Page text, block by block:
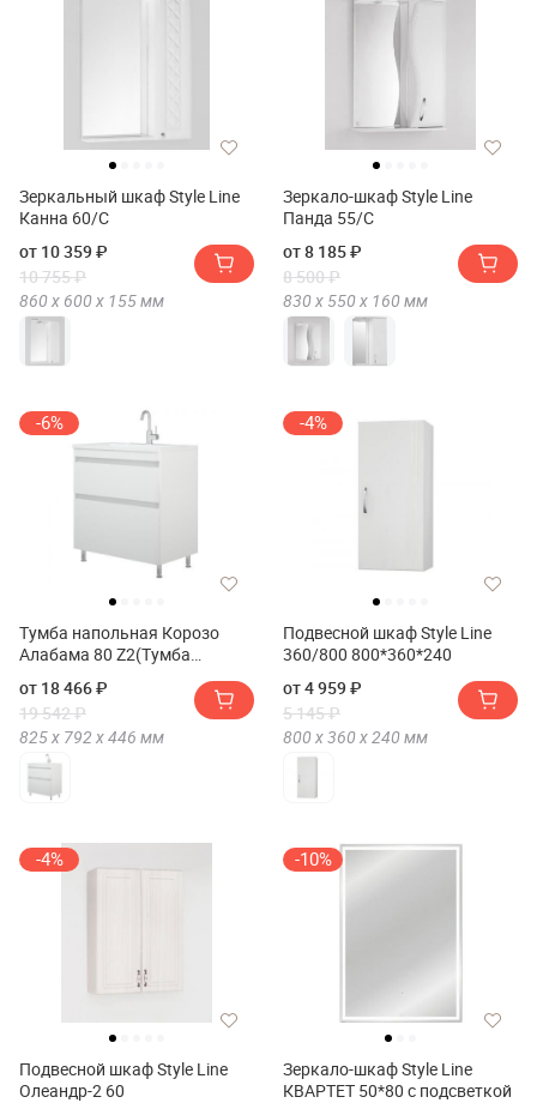
Зеркальный шкаф Style Line
Канна 60/С
от 10 359 ₽
10 755 ₽
860 х 600 х 155мм
Зеркало-шкаф Style Line
Панда 55/С
от 8 185 ₽
8 500 ₽
830 х 550 х 160 мм
-6%
Тумба напольная Корозо
Алабама 80 Z2(Тумба
напольная Corozo Алабама
80 Z2)
от 18 466 ₽
19 542 ₽
825 х 792 х446 мм
-4%
Подвесной шкаф Style Line
360/800 800*360*240
от 4 959 ₽
5 145 ₽
800 х360 х240 мм
-4%
Подвесной шкаф Style Line
Олеандр-2 60
-10%
Зеркало-шкаф Style Line
КВАРТЕТ 50*80 с подсветкой